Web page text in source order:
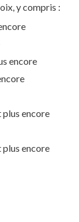
y compris :
encore
plus encore
encore